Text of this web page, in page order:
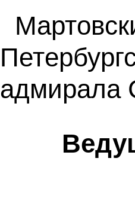
адмирала